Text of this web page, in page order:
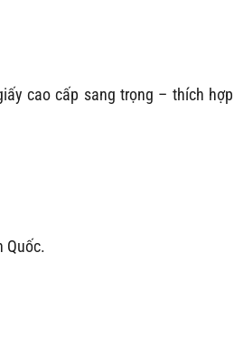
cao cấp sang trọng – thích hợp
Quốc.